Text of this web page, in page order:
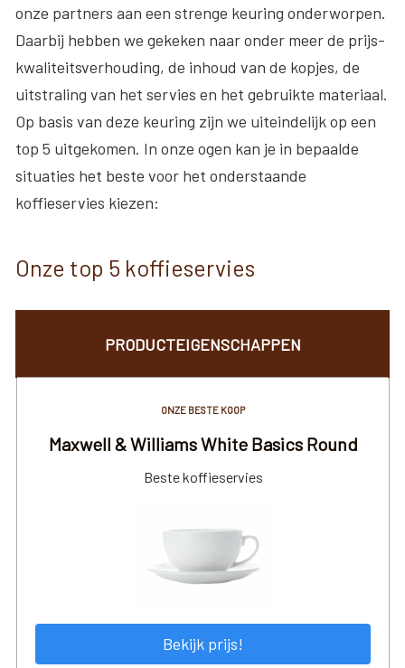
onze partners aan een strenge keuring onderworpen.
Daarbij hebben we gekeken naar onder meer de prijs-
kwaliteitsverhouding, de inhoud van de kopjes, de
uitstraling van het servies en het gebruikte materiaal.
Op basis van deze keuring zijn we uiteindelijk op een
top 5 uitgekomen. In onze ogen kan je in bepaalde
situaties het beste voor het onderstaande
koffieservies kiezen:
Onze top 5 koffieservies
PRODUCTEIGENSCHAPPEN
ONZE BESTE KOOP
Maxwell & Williams White Basics Round
Beste koffieservies
Bekijk prijs!